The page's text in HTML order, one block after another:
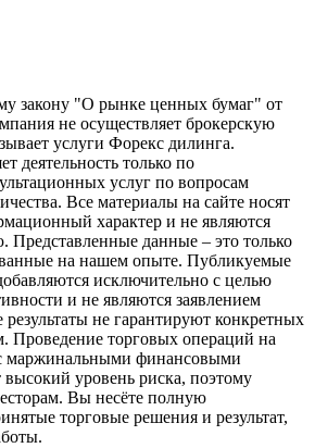
закону "О рынке ценных бумаг" от
не осуществляет брокерскую
услуги Форекс дилинга.
деятельность только по
услуг по вопросам
Все материалы на сайте носят
характер и не являются
Представленные данные – это только
на нашем опыте. Публикуемые
исключительно с целью
и не являются заявлением
не гарантируют конкретных
Проведение торговых операций на
маржинальными финансовыми
уровень риска, поэтому
Вы несёте полную
торговые решения и результат,